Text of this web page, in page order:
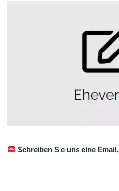
Schreiben Sie uns eine Email.